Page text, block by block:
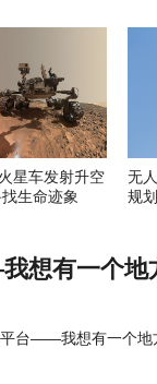
星车发射升空
生命迹象
无
规
想有一个地
台——我想有一个地